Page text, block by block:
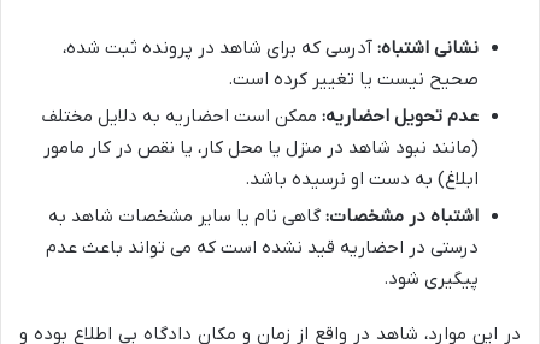
نشانی اشتباه: آدرسی که برای شاهد در پرونده ثبت شده،
صحیح نیست یا تغییر کرده است.
عدم تحویل احضاریه: ممکن است احضاریه به دلایل مختلف
(مانند نبود شاهد در منزل یا محل کار، یا نقص در کار مامور
ابلاغ) به دست او نرسیده باشد.
اشتباه در مشخصات: گاهی نام یا سایر مشخصات شاهد به
درستی در احضاریه قید نشده است که می تواند باعث عدم
پیگیری شود.
در این موارد، شاهد در واقع از زمان و مکان دادگاه بی اطلاع بوده و